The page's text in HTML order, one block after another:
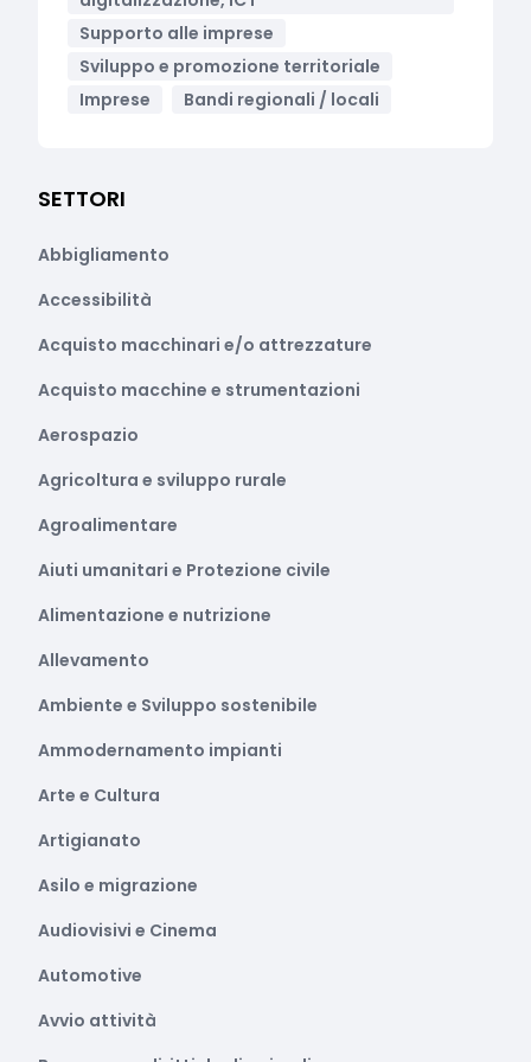
Supporto alle imprese
Sviluppo e promozione territoriale
Imprese
Bandi regionali / locali
SETTORI
Abbigliamento
Accessibilità
Acquisto macchinari e/o attrezzature
Acquisto macchine e strumentazioni
Aerospazio
Agricoltura e sviluppo rurale
Agroalimentare
Aiuti umanitari e Protezione civile
Alimentazione e nutrizione
Allevamento
Ambiente e Sviluppo sostenibile
Ammodernamento impianti
Arte e Cultura
Artigianato
Asilo e migrazione
Audiovisivi e Cinema
Automotive
Avvio attività